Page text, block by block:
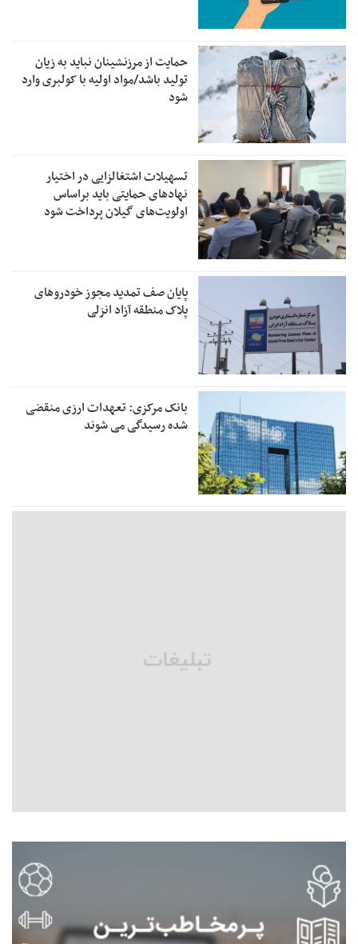
حمایت از مرزنشینان نباید به زیان
تولید باشد/مواد اولیه با کولبری وارد
شود
تسهیلات اشتغالزایی در اختیار
نهادهای حمایتی باید براساس
اولویت‌های گیلان پرداخت شود
پایان صف تمدید مجوز خودروهای
پلاک منطقه آزاد انزلی
بانک مرکزی: تعهدات ارزی منقضی
شده رسیدگی می شوند